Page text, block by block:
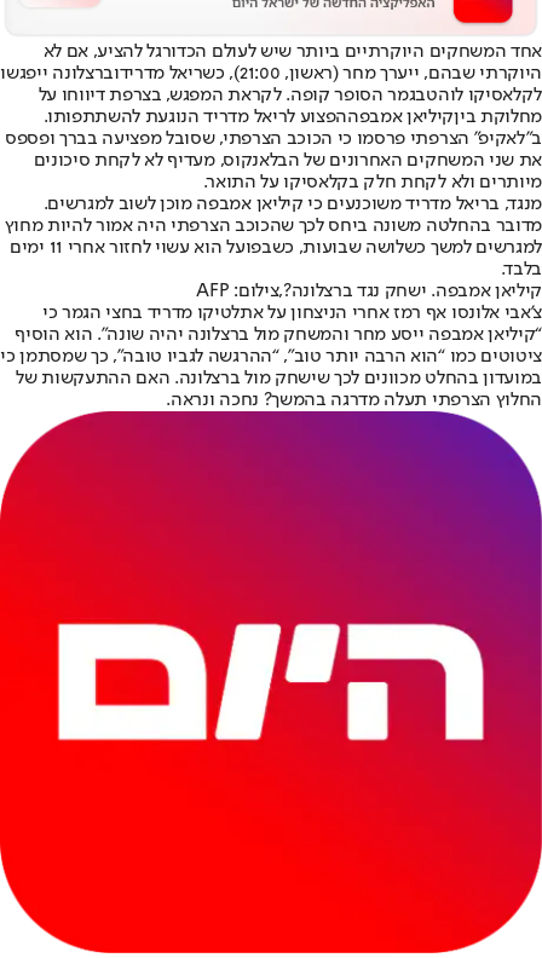
אחד המשחקים היוקרתיים ביותר שיש לעולם הכדורגל להציע, אם לא
היוקרתי שבהם, ייערך מחר (ראשון, 21:00), כש
ריאל מדרידוברצלונה ייפגשו
לקלאסיקו לוהטבגמר הסופר קופה. לקראת המפגש, בצרפת דיווחו על
מחלוקת ביןקיליאן אמבפההפצוע לריאל מדריד הנוגעת להשתתפותו.
ב"לאקיפ" הצרפתי פרסמו כי הכוכב הצרפתי, שסובל מפציעה בברך ופספס
את שני המשחקים האחרונים של הבלאנקוס, מעדיף לא לקחת סיכונים
מיותרים ולא לקחת חלק בקלאסיקו על התואר.
מנגד, בריאל מדריד משוכנעים כי קיליאן אמבפה מוכן לשוב למגרשים.
מדובר בהחלטה משונה ביחס לכך שהכוכב הצרפתי היה אמור להיות מחוץ
למגרשים למשך כשלושה שבועות, כשבפועל הוא עשוי לחזור אחרי 11 ימים
בלבד.
קיליאן אמבפה. ישחק נגד ברצלונה?,צילום: AFP
צ'אבי אלונסו אף רמז אחרי הניצחון על אתלטיקו מדריד בחצי הגמר כי
“קיליאן אמבפה ייסע מחר והמשחק מול ברצלונה יהיה שונה”. הוא הוסיף
ציטוטים כמו “הוא הרבה יותר טוב”, “ההרגשה לגביו טובה”, כך שמסתמן כי
במועדון בהחלט מכוונים לכך שישחק מול ברצלונה. האם ההתעקשות של
החלוץ הצרפתי תעלה מדרגה בהמשך? נחכה ונראה.